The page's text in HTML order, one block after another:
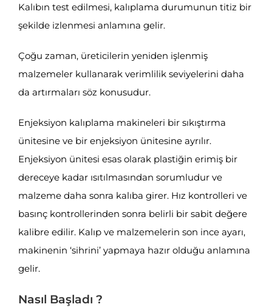
Kalıbın test edilmesi, kalıplama durumunun titiz bir
şekilde izlenmesi anlamına gelir.
Çoğu zaman, üreticilerin yeniden işlenmiş
malzemeler kullanarak verimlilik seviyelerini daha
da artırmaları söz konusudur.
Enjeksiyon kalıplama makineleri bir sıkıştırma
ünitesine ve bir enjeksiyon ünitesine ayrılır.
Enjeksiyon ünitesi esas olarak plastiğin erimiş bir
dereceye kadar ısıtılmasından sorumludur ve
malzeme daha sonra kalıba girer. Hız kontrolleri ve
basınç kontrollerinden sonra belirli bir sabit değere
kalibre edilir. Kalıp ve malzemelerin son ince ayarı,
makinenin ‘sihrini’ yapmaya hazır olduğu anlamına
gelir.
Nasıl Başladı ?